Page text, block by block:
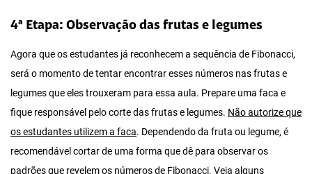
4ª Etapa: Observação das frutas e legumes
Agora que os estudantes já reconhecem a sequência de Fibonacci,
será o momento de tentar encontrar esses números nas frutas e
legumes que eles trouxeram para essa aula. Prepare uma faca e
fique responsável pelo corte das frutas e legumes. Não autorize que
os estudantes utilizem a faca. Dependendo da fruta ou legume, é
recomendável cortar de uma forma que dê para observar os
padrões que revelem os números de Fibonacci. Veja alguns